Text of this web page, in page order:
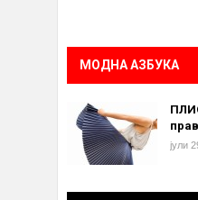
МОДНА АЗБУКА
јули